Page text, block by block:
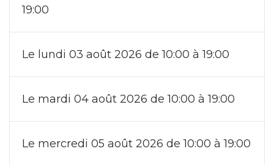
19:00
Le lundi 03 août 2026 de 10:00 à 19:00
Le mardi 04 août 2026 de 10:00 à 19:00
Le mercredi 05 août 2026 de 10:00 à 19:00